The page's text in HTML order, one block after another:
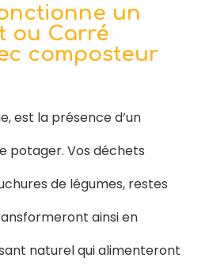
un
ou Carré
composteur
est la présence d’un
potager. Vos déchets
de légumes, restes
ainsi en
naturel qui alimenteront